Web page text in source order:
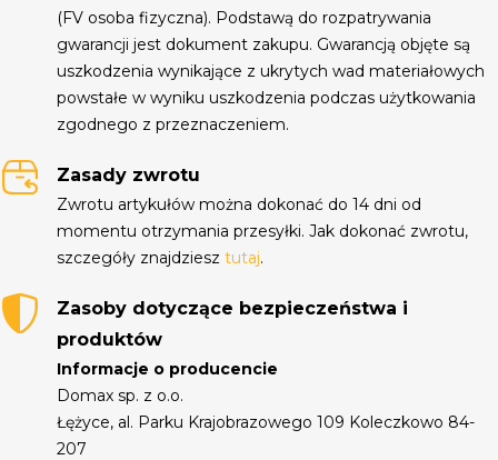
(FV osoba fizyczna). Podstawą do rozpatrywania
gwarancji jest dokument zakupu. Gwarancją objęte są
uszkodzenia wynikające z ukrytych wad materiałowych
powstałe w wyniku uszkodzenia podczas użytkowania
zgodnego z przeznaczeniem.
Zasady zwrotu
Zwrotu artykułów można dokonać do 14 dni od
momentu otrzymania przesyłki. Jak dokonać zwrotu,
szczegóły znajdziesztutaj.
Zasoby dotyczące bezpieczeństwa i
produktów
Informacje o producencie
Domax sp. z o.o.
Łężyce, al. Parku Krajobrazowego 109 Koleczkowo 84-
207